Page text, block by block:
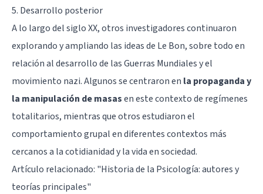
5. Desarrollo posterior
A lo largo del siglo XX, otros investigadores continuaron
explorando y ampliando las ideas de Le Bon, sobre todo en
relación al desarrollo de las Guerras Mundiales y el
movimiento nazi. Algunos se centraron en la propaganda y
la manipulación de masasen este contexto de regímenes
totalitarios, mientras que otros estudiaron el
comportamiento grupal en diferentes contextos más
cercanos a la cotidianidad y la vida en sociedad.
Artículo relacionado: "Historia de la Psicología: autores y
teorías principales"